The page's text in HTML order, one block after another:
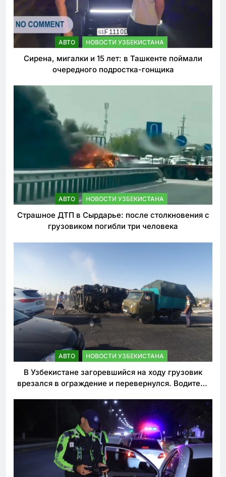
АВТО НОВОСТИ УЗБЕКИСТАНА
Сирена, мигалки и 15 лет: в Ташкенте поймали
очередного подростка-гонщика
АВТО НОВОСТИ УЗБЕКИСТАНА
Страшное ДТП в Сырдарье: после столкновения с
грузовиком погибли три человека
АВТО НОВОСТИ УЗБЕКИСТАНА
В Узбекистане загоревшийся на ходу грузовик
врезался в ограждение и перевернулся. Водитель